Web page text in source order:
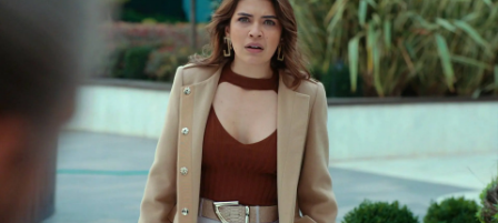
» Series » La Presa » Mejores momentos